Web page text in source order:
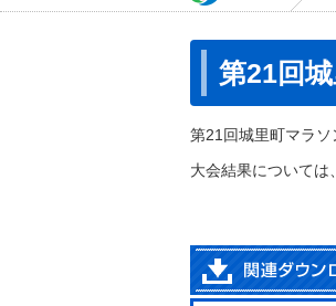
第21回
第21回城里町マラソ
大会結果については